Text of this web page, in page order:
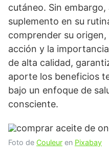
cutáneo. Sin
suplemento en su
comprender su
acción y la
de alta calidad,
aporte los beneficios
bajo un enfoque de
consciente.
Foto de Couleur en Pixabay